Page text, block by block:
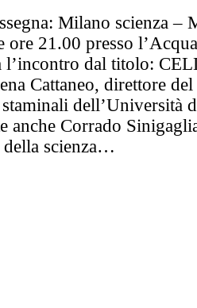
Milano scienza –
ore 21.00 presso
l’incontro dal titolo:
Cattaneo, direttore del
dell’Università
anche Corrado
scienza…